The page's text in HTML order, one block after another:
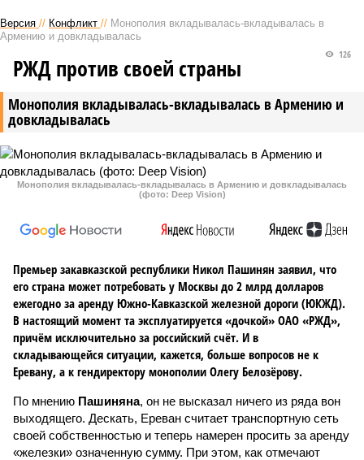
Версия // Конфликт // Монополия вкладывалась-вкладывалась в
Армению и довкладывалась
Монополия вкладывалась-вкладывалась в Армению и
довкладывалась
126
РЖД против своей страны
Монополия вкладывалась-вкладывалась в Армению и довкладывалась
(фото: Deep Vision)
Премьер закавказской республики Никол Пашинян заявил, что
его страна может потребовать у Москвы до 2 млрд долларов
ежегодно за аренду Южно-Кавказской железной дороги (ЮКЖД).
В настоящий момент та эксплуатируется «дочкой» ОАО «РЖД»,
причём исключительно за российский счёт. И в
складывающейся ситуации, кажется, больше вопросов не к
Еревану, а к гендиректору монополии Олегу Белозёрову.
По мнению Пашиняна, он не высказал ничего из ряда вон
выходящего. Дескать, Ереван считает транспортную сеть
своей собственностью и теперь намерен просить за аренду
«железки» означенную сумму. При этом, как отмечают